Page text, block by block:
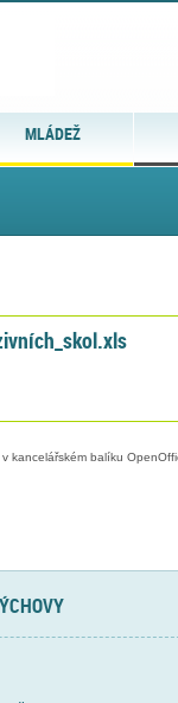
MLÁDEŽ
kancelářském balíku